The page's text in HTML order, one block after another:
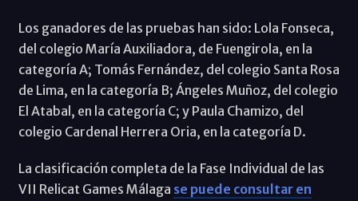
Los ganadores de las pruebas han sido: Lola Fonseca,
del colegio María Auxiliadora, de Fuengirola, en la
categoría A; Tomás Fernández, del colegio Santa Rosa
de Lima, en la categoría B; Ángeles Muñoz, del colegio
El Atabal, en la categoría C; y Paula Chamizo, del
colegio Cardenal Herrera Oria, en la categoría D.
La clasificación completa de la Fase Individual de las
VII Relicat Games Málaga se puede consultar en